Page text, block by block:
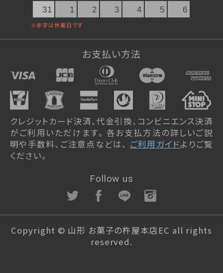
31
1 2 3 4 5 6
お支払い方法
クレジットカード決済、代金引換、コンビニエンス決済
がご利用いただけます。 各お支払方法の詳しいご説
明や手数料、ご注意点などは、 ご利用ガイドよりご覧
ください。
Follow us
Copyright © 山形 お菓子の杵屋本店EC all rights
reserved.
プリン大福<冷凍>
限定品
杵屋本店×おかげさま文房具店
ぐい呑み純米大吟醸 SAKERISE
ぐい呑み大吟醸極 雪漫々
テリーヌザカカオ
桜東風（さくらごち）
デコレーションケーキ（店頭受取）
ストロベリーガーデン
オプション